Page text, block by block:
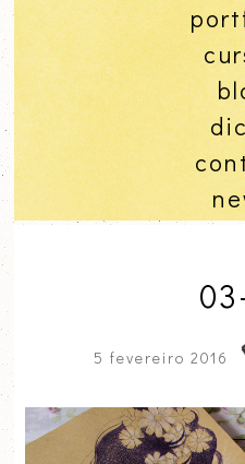
5 fevereiro 2016